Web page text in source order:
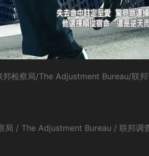
检察局/The Adjustment Bureau/联
局 / The Adjustment Bureau / 联邦调